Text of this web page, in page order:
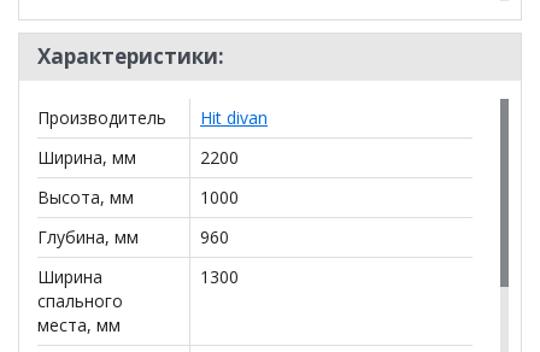
+79292022735.
**Цены на официальном сайте100диванов.com
действительны только для интернет-магазина
могут отличаться от цен в розничных магазинах-
салонах сети!
Характеристики:
Производитель
Hit divan
Ширина, мм
2200
Высота, мм
1000
Глубина, мм
960
Ширина
спального
места, мм
1300